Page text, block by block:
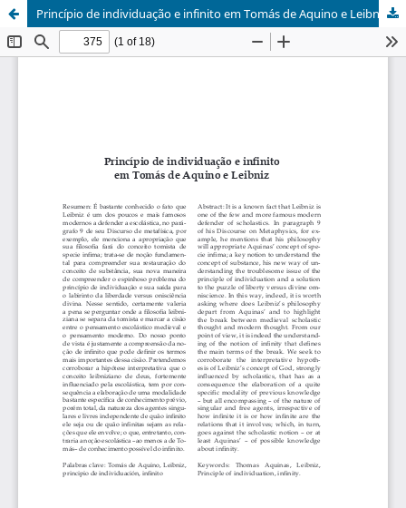
Princípio de individuação e infinito em Tomás de Aquino e Leibniz